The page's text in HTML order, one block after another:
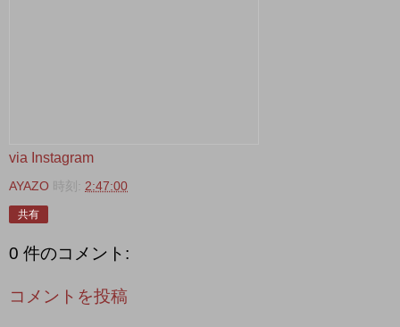
via Instagram
AYAZO 時刻: 2:47:00
共有
0 件のコメント:
コメントを投稿